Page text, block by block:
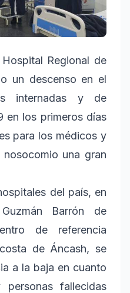
Hospital Regional de
un descenso en el
internadas y de
en los primeros días
para los médicos y
una gran
del país, en
Barrón de
de referencia
de Áncash, se
a la baja en cuanto
fallecidas